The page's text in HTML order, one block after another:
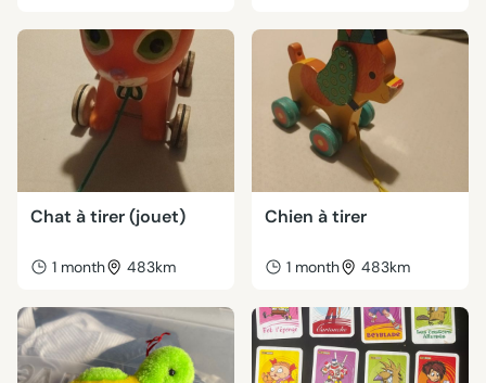
Chat à tirer (jouet)
1 month 483km
Chien à tirer
1 month 483km